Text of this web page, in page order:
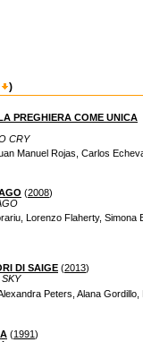
)
PREGHIERA COME UNICA
CRY
Manuel Rojas, Carlos
(2008)
Lorenzo Flaherty,
DI SAIGE (2013)
Peters, Alana Gordillo,
(1991)